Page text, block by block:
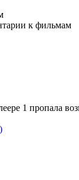
к фильмам
1 пропала